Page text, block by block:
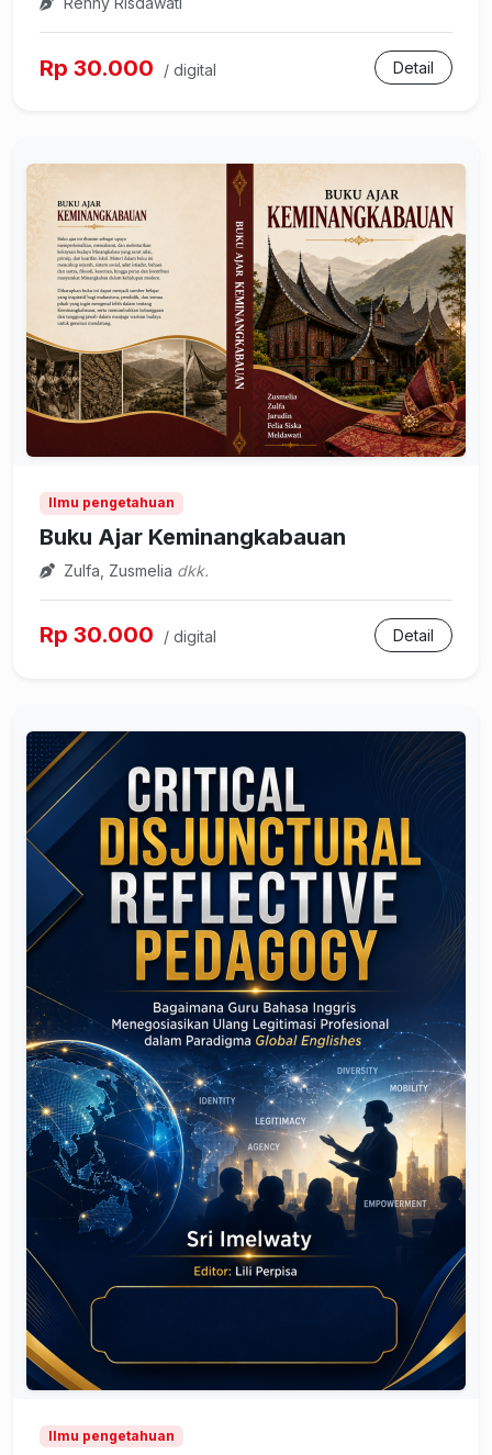
Rp 30.000 / digital Detail
Ilmu pengetahuan
Buku Ajar Keminangkabauan
Zulfa, Zusmelia dkk.
Rp 30.000 / digital Detail
Ilmu pengetahuan